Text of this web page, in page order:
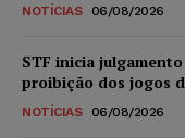
NOTÍCIAS 06/08/2026
STF inicia
proibição dos jogos
NOTÍCIAS 06/08/2026